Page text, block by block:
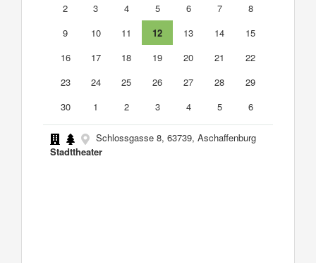
2
3 4 5 6 7
8
9
10 11 12 13 14
15
16
17 18 19 20 21
22
23
24 25 26 27 28
29
30
1 2 3 4 5 6
Schlossgasse 8, 63739, Aschaffenburg
Stadttheater